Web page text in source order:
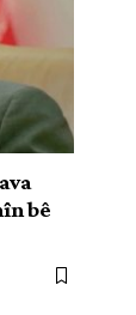
bê